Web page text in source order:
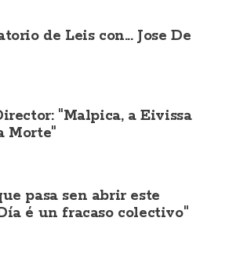
de Leis con... Jose De
"Malpica, a Eivissa
Morte"
pasa sen abrir este
é un fracaso colectivo"